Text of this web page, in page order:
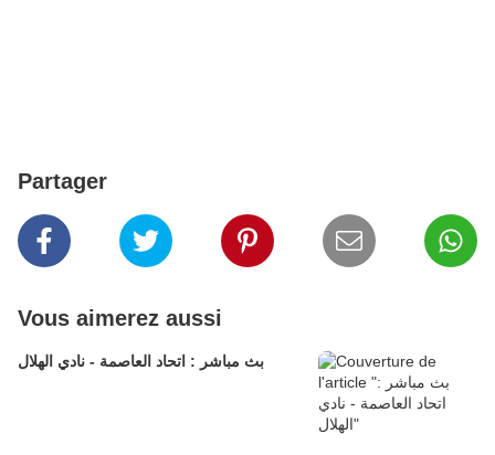
Partager
Vous aimerez aussi
بث مباشر : اتحاد العاصمة - نادي الهلال